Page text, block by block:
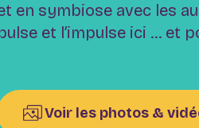
en symbiose avec les
et l’impulse ici … et
Voir les photos &